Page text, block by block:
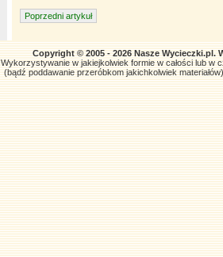
Poprzedni artykuł
Copyright © 2005 - 2026 Nasze Wycieczki.pl.
Wykorzystywanie w jakiejkolwiek formie w całości lub w
(bądź poddawanie przeróbkom jakichkolwiek